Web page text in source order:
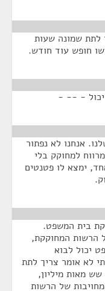
לתת שמונה שעות
חופש עוד חודש.
יכול - -- -
אנחנו לא נפתור
למחוקק בלי
ימצא לו פטנטים
בית המשפט.
הרשות המחוקקת,
יכול לבוא
לא אומר צריך לתת
מאות מיליון,
של הרשות